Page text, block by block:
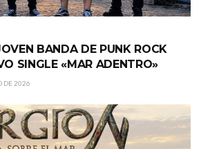
BANDA DE PUNK ROCK
SINGLE «MAR ADENTRO»
DE 2026